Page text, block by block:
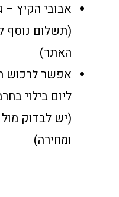
אבובי הקיץ
(תשלום נוסף
האתר)
אפשר לרכוש
ליום בילוי
(יש לבדוק
ומחירה)